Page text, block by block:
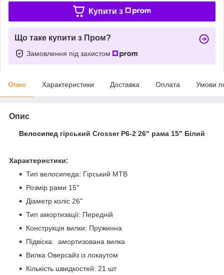
Купити з
Що таке купити з Пром?
Замовлення під захистом
Опис Характеристики Доставка Оплата Умови
Опис
Велосипед гірський Crosser P6-2 26" рама 15" Білий
Характеристики:
Тип велосипеда: Гірський MTB
Розмір рами 15"
Діаметр коліс 26"
Тип амортизації: Передній
Конструкція вилки: Пружинна
Підвіска: амортизована вилка
Вилка Оверсайз із локаутом
Кількість швидкостей: 21 шт